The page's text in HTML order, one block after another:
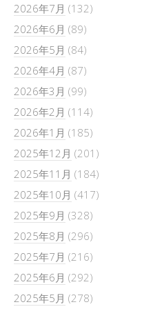
2026年7月 (132)
2026年6月 (89)
2026年5月 (84)
2026年4月 (87)
2026年3月 (99)
2026年2月 (114)
2026年1月 (185)
2025年12月 (201)
2025年11月 (184)
2025年10月 (417)
2025年9月 (328)
2025年8月 (296)
2025年7月 (216)
2025年6月 (292)
2025年5月 (278)